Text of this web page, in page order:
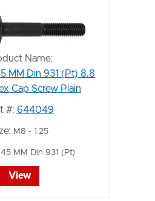
Name:
MM Din 931 (Pt) 8.8
Cap Screw Plain
#: 644049
M8 - 1.25
45 MM Din 931 (Pt)
View